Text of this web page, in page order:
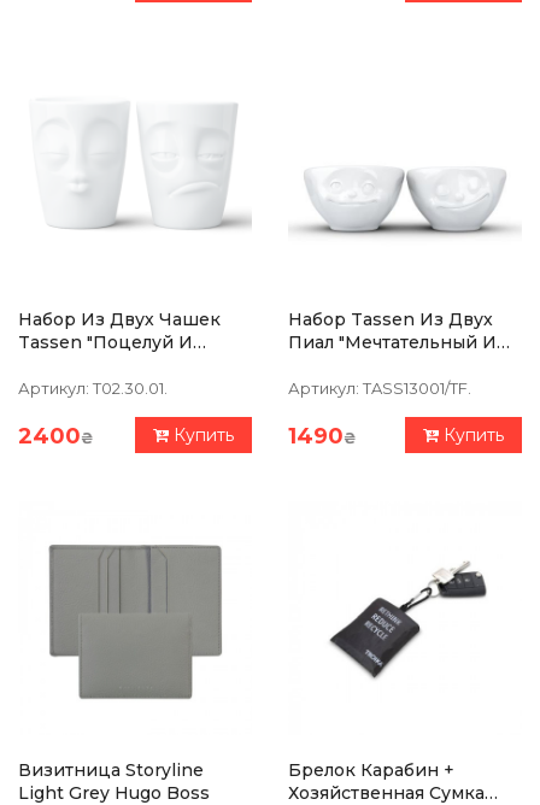
Набор Из Двух Чашек
Tassen "Поцелуй И
Артикул: T02.30.01.
2400₴ Купить
Набор Tassen Из Двух
Пиал "Мечтательный И
Фарфор
Артикул: TASS13001/TF.
1490₴ Купить
Визитница Storyline
Light Grey Hugo Boss
Брелок Карабин +
Хозяйственная Сумка